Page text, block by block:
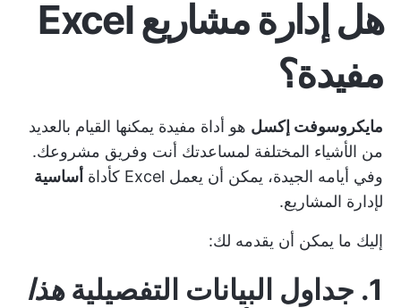
هل إدارة مشاريع Excel
مفيدة؟
مايكروسوفت إكسل هو أداة مفيدة يمكنها القيام بالعديد
من الأشياء المختلفة لمساعدتك أنت وفريق مشروعك.
وفي أيامه الجيدة، يمكن أن يعمل Excel كأداة
أساسية
لإدارة المشاريع.
إليك ما يمكن أن يقدمه لك:
1. جداول البيانات التفصيلية هذا